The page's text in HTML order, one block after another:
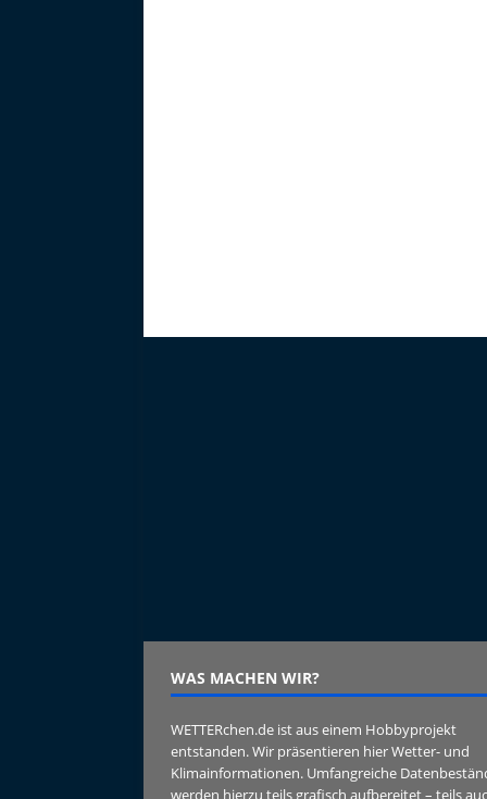
WAS MACHEN WIR?
WETTERchen.de ist aus einem Hobbyprojekt
entstanden. Wir präsentieren hier Wetter- und
Klimainformationen. Umfangreiche
werden hierzu teils grafisch aufbereitet – teils